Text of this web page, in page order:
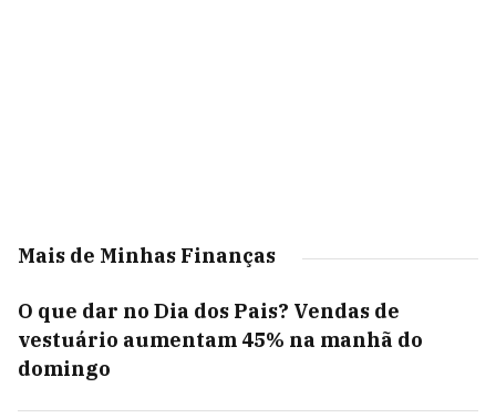
Mais de Minhas Finanças
O que dar no Dia dos Pais? Vendas de
vestuário aumentam 45% na manhã do
domingo